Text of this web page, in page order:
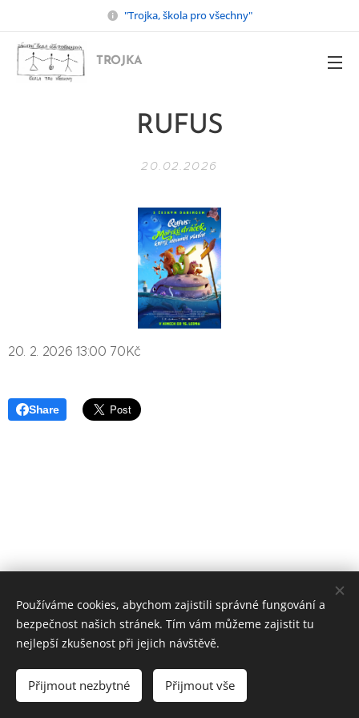
"Trojka, škola pro všechny"
TROJKA
RUFUS
20.02.2026
20. 2. 2026 13:00 70Kč
Share
Základní škola, Jičín, Poděbradova 18
Všechna práva vyhrazena.
Vytvořeno službou Webnode
Používáme cookies, abychom zajistili správné fungování a
bezpečnost našich stránek. Tím vám můžeme zajistit tu
nejlepší zkušenost při jejich návštěvě.
Přijmout nezbytné Přijmout vše